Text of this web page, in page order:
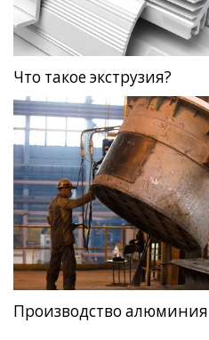
Что такое экструзия?
Производство алюминия